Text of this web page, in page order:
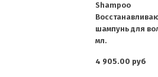
Shampoo
шампунь для
мл.
4 905.00 руб